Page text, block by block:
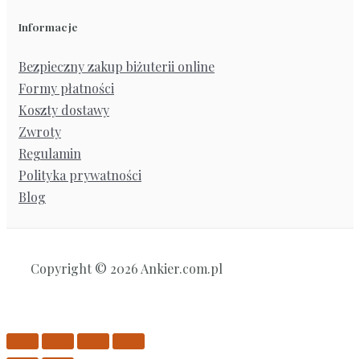
Informacje
Bezpieczny zakup biżuterii online
Formy płatności
Koszty dostawy
Zwroty
Regulamin
Polityka prywatności
Blog
Copyright © 2026 Ankier.com.pl